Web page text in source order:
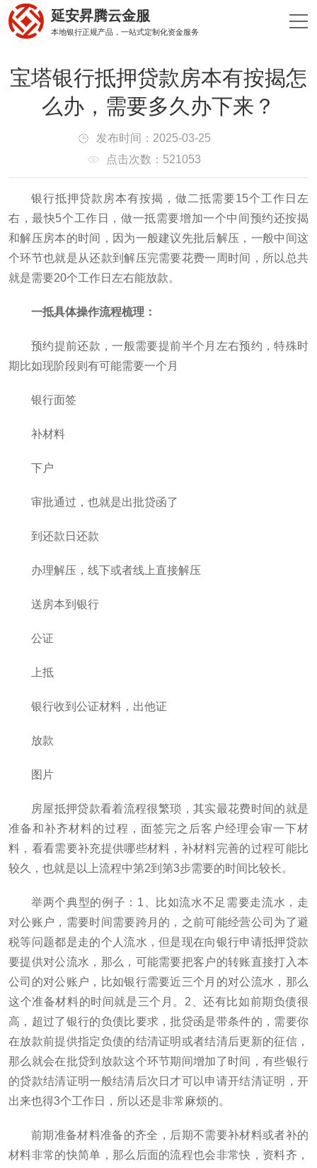
延安昇腾云金服
本地银行正规产品，一站式定制化资金服务
宝塔银行抵押贷款房本有按揭怎
么办，需要多久办下来？
发布时间：2025-03-25
点击次数：521053
银行抵押贷款房本有按揭，做二抵需要15个工作日左
右，最快5个工作日，做一抵需要增加一个中间预约还按揭
和解压房本的时间，因为一般建议先批后解压，一般中间这
个环节也就是从还款到解压完需要花费一周时间，所以总共
就是需要20个工作日左右能放款。
一抵具体操作流程梳理：
预约提前还款，一般需要提前半个月左右预约，特殊时
期比如现阶段则有可能需要一个月
银行面签
补材料
下户
审批通过，也就是出批贷函了
到还款日还款
办理解压，线下或者线上直接解压
送房本到银行
公证
上抵
银行收到公证材料，出他证
放款
图片
房屋抵押贷款看着流程很繁琐，其实最花费时间的就是
准备和补齐材料的过程，面签完之后客户经理会审一下材
料，看看需要补充提供哪些材料，补材料完善的过程可能比
较久，也就是以上流程中第2到第3步需要的时间比较长。
举两个典型的例子：1、比如流水不足需要走流水，走
对公账户，需要时间需要跨月的，之前可能经营公司为了避
税等问题都是走的个人流水，但是现在向银行申请抵押贷款
要提供对公流水，那么，可能需要把客户的转账直接打入本
公司的对公账户，比如银行需要近三个月的对公流水，那么
这个准备材料的时间就是三个月。2、还有比如前期负债很
高，超过了银行的负债比要求，批贷函是带条件的，需要你
在放款前提供指定负债的结清证明或者结清后更新的征信，
那么就会在批贷到放款这个环节期间增加了时间，有些银行
的贷款结清证明一般结清后次日才可以申请开结清证明，开
出来也得3个工作日，所以还是非常麻烦的。
前期准备材料准备的齐全，后期不需要补材料或者补的
材料非常的快简单，那么后面的流程也会非常快，资料齐，